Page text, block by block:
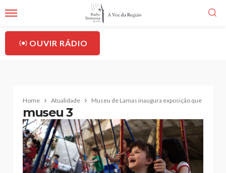
OUVIR RÁDIO
Home Atualidade Museu de Lamas inaugura exposição que
museu 3